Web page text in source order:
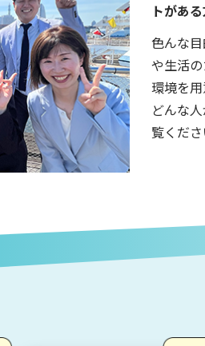
トがあ
色んな
や生活
環境を用
どんな
覧くださ